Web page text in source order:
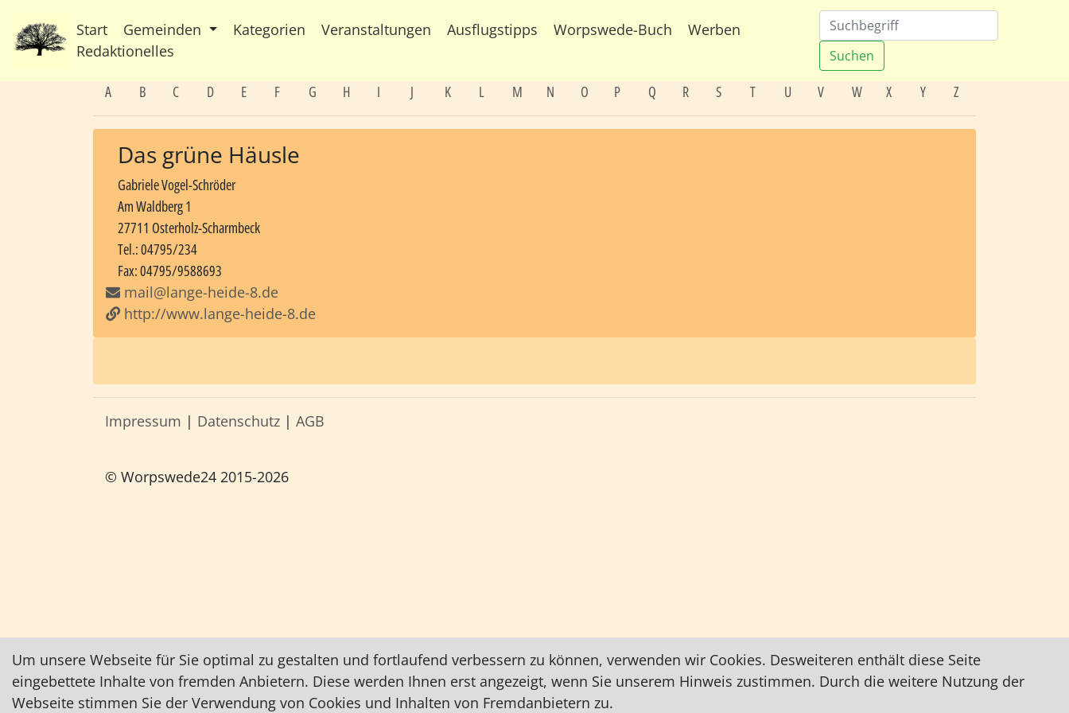
Start Gemeinden Kategorien Veranstaltungen Ausflugstipps Worpswede-Buch
Werben
Redaktionelles
Suchen
A B C D E F G H I J K L M N O P Q R S T U V W X Y Z
Das grüne Häusle
Gabriele Vogel-Schröder
Am Waldberg 1
27711 Osterholz-Scharmbeck
Tel.: 04795/234
Fax: 04795/9588693
mail@lange-heide-8.de
http://www.lange-heide-8.de
Impressum | Datenschutz | AGB
© Worpswede24 2015-2026
Um unsere Webseite für Sie optimal zu gestalten und fortlaufend verbessern zu können, verwenden wir Cookies. Desweiteren enthält diese Seite
eingebettete Inhalte von fremden Anbietern. Diese werden Ihnen erst angezeigt, wenn Sie unserem Hinweis zustimmen. Durch die weitere Nutzung der
Webseite stimmen Sie der Verwendung von Cookies und Inhalten von Fremdanbietern zu.